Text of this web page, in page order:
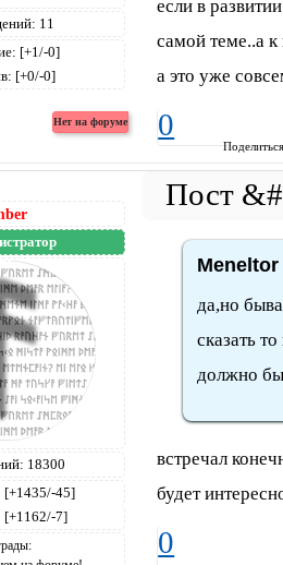
11
[+1/-0]
[+0/-0]
если в
самой теме..а
а это уже
0
18300
[+1435/-45]
[+1162/-7]
да,но
сказать
должно
встречал
будет
0